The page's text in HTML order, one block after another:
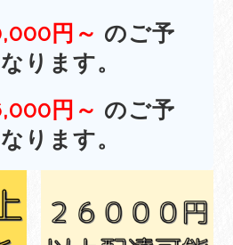
円～ のご予
ります。
円～ のご予
ります。